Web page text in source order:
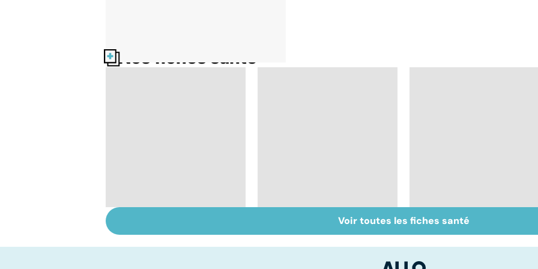
Nos fiches santé
n'arrête pas le
Bruxisme : quand les
dents grincent
Gencives : prévenir
pour garder le
Voir toutes les fiches santé